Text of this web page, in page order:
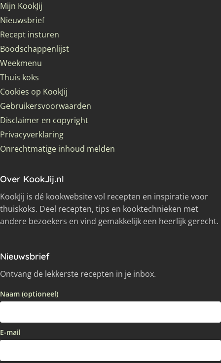
Mijn KookJij
Nieuwsbrief
Recept insturen
Boodschappenlijst
Weekmenu
Thuis koks
Cookies op KookJij
Gebruikersvoorwaarden
Disclaimer en copyright
Privacyverklaring
Onrechtmatige inhoud melden
Over KookJij.nl
KookJij is dé kookwebsite vol recepten en inspiratie voor
thuiskoks. Deel recepten, tips en kooktechnieken met
andere bezoekers en vind gemakkelijk een heerlijk gerecht.
Nieuwsbrief
Ontvang de lekkerste recepten in je inbox.
Naam (optioneel)
E-mail